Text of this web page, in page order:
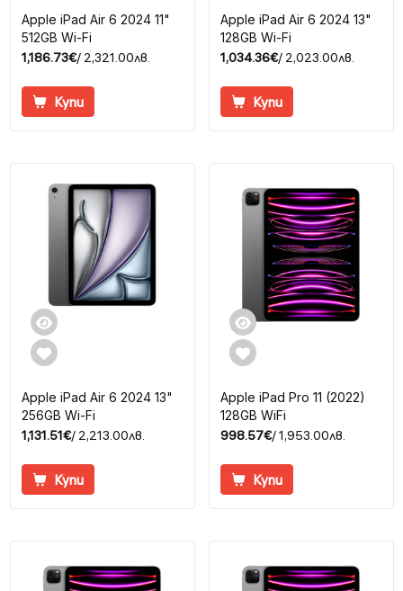
Apple iPad Air 6 2024 11"
512GB Wi-Fi
1,186.73€/ 2,321.00лв.
Купи
Apple iPad Air 6 2024 13"
128GB Wi-Fi
1,034.36€/ 2,023.00лв.
Купи
Apple iPad Air 6 2024 13"
256GB Wi-Fi
1,131.51€/ 2,213.00лв.
Купи
Apple iPad Pro 11 (2022)
128GB WiFi
998.57€/ 1,953.00лв.
Купи